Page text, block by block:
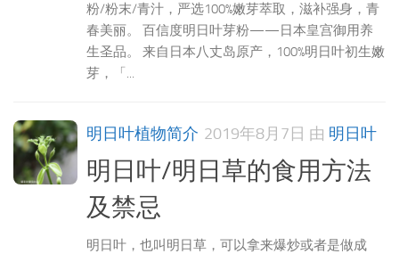
粉/粉末/青汁，严选100%嫩芽萃取，滋补强身，青
春美丽。 百信度明日叶芽粉——日本皇宫御用养
生圣品。 来自日本八丈岛原产，100%明日叶初生嫩
芽，「...
明日叶植物简介 2019年8月7日 由 明日叶
明日叶/明日草的食用方法
及禁忌
明日叶，也叫明日草，可以拿来爆炒或者是做成